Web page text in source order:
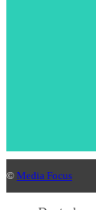
© Media Focus